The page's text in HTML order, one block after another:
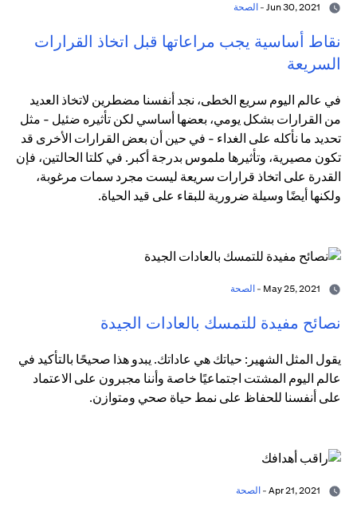
الصحة
نقاط أساسية يجب مراعاتها قبل اتخاذ القرارات
السريعة
في عالم اليوم سريع الخطى، نجد أنفسنا مضطرين لاتخاذ العديد
من القرارات بشكل يومي، بعضها أساسي لكن تأثيره ضئيل - مثل
تحديد ما نأكله على الغداء - في حين أن بعض القرارات الأخرى قد
تكون مصيرية، وتأثيرها ملموس بدرجة أكبر. في كلتا الحالتين، فإن
القدرة على اتخاذ قرارات سريعة ليست مجرد سمات مرغوبة،
ولكنها أيضًا وسيلة ضرورية للبقاء على قيد الحياة.
الصحة
نصائح مفيدة للتمسك بالعادات الجيدة
يقول المثل الشهير: حياتك هي عاداتك. يبدو هذا صحيحًا بالتأكيد في
عالم اليوم المشتت اجتماعيًا خاصة وأننا مجبرون على الاعتماد
على أنفسنا للحفاظ على نمط حياة صحي ومتوازن.
الصحة